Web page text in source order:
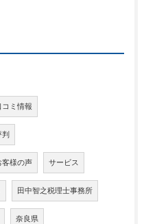
ミ情報
判
客様の声 サービス
田中智之税理士事務所
奈良県